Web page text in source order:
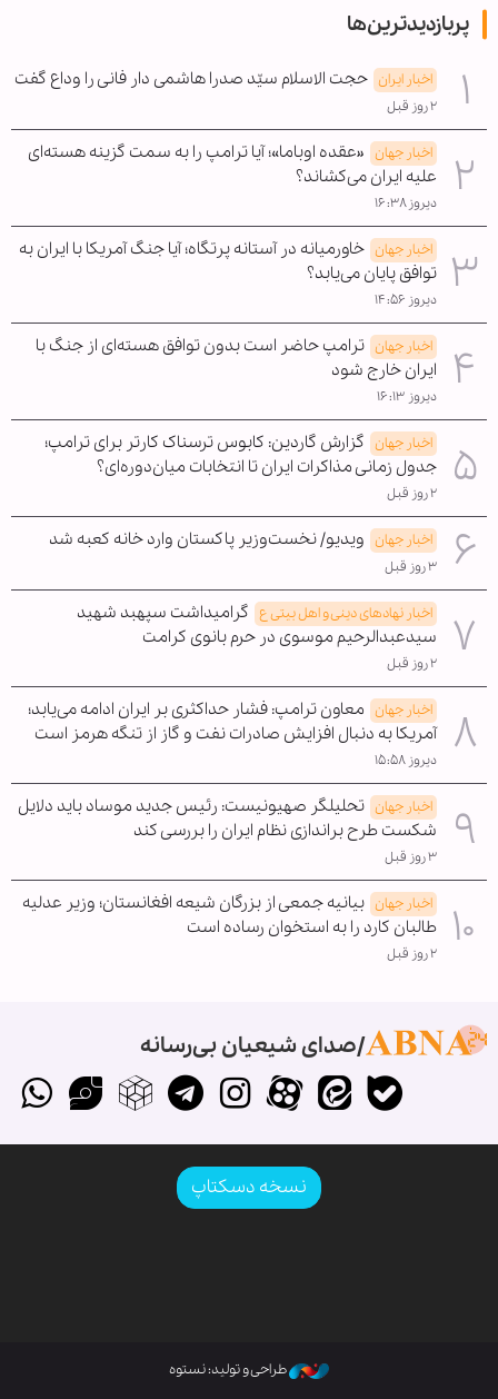
پربازدیدترین‌ها
اخبار ایران حجت الاسلام سیّد صدرا هاشمی دار فانی را وداع گفت
۲ روز قبل
اخبار جهان «عقده اوباما»؛ آیا ترامپ را به سمت گزینه هسته‌ای
علیه ایران می‌کشاند؟
دیروز ۱۶:۳۸
اخبار جهان خاورمیانه در آستانه پرتگاه؛ آیا جنگ آمریکا با ایران به
توافق پایان می‌یابد؟
دیروز ۱۴:۵۶
اخبار جهان ترامپ حاضر است بدون توافق هسته‌ای از جنگ با
ایران خارج شود
دیروز ۱۶:۱۳
اخبار جهان گزارش گاردین: کابوس ترسناک کارتر برای ترامپ؛
جدول زمانی مذاکرات ایران تا انتخابات میان‌دوره‌ای؟
۲ روز قبل
اخبار جهان ویدیو/ نخست‌وزیر پاکستان وارد خانه کعبه شد
۳ روز قبل
اخبار نهادهای دینی و اهل بیتی ع گرامیداشت سپهبد شهید
سیدعبدالرحیم موسوی در حرم بانوی کرامت
۲ روز قبل
اخبار جهان معاون ترامپ: فشار حداکثری بر ایران ادامه می‌یابد؛
آمریکا به دنبال افزایش صادرات نفت و گاز از تنگه هرمز است
دیروز ۱۵:۵۸
اخبار جهان تحلیلگر صهیونیست: رئیس جدید موساد باید دلایل
شکست طرح براندازی نظام ایران را بررسی کند
۳ روز قبل
اخبار جهان بیانیه جمعی از بزرگان شیعه افغانستان؛ وزیر عدلیه
طالبان کارد را به استخوان رساده است
۲ روز قبل
صدای شیعیان بی‌رسانه
نسخه دسکتاپ
طراحی و تولید: نستوه